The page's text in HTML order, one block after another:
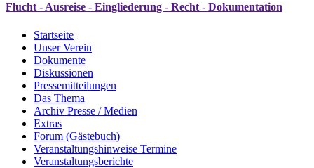
Flucht - Ausreise - Eingliederung - Recht - Dokumentation
Startseite
Unser Verein
Dokumente
Diskussionen
Pressemitteilungen
Das Thema
Archiv Presse / Medien
Extras
Forum (Gästebuch)
Veranstaltungshinweise Termine
Veranstaltungsberichte